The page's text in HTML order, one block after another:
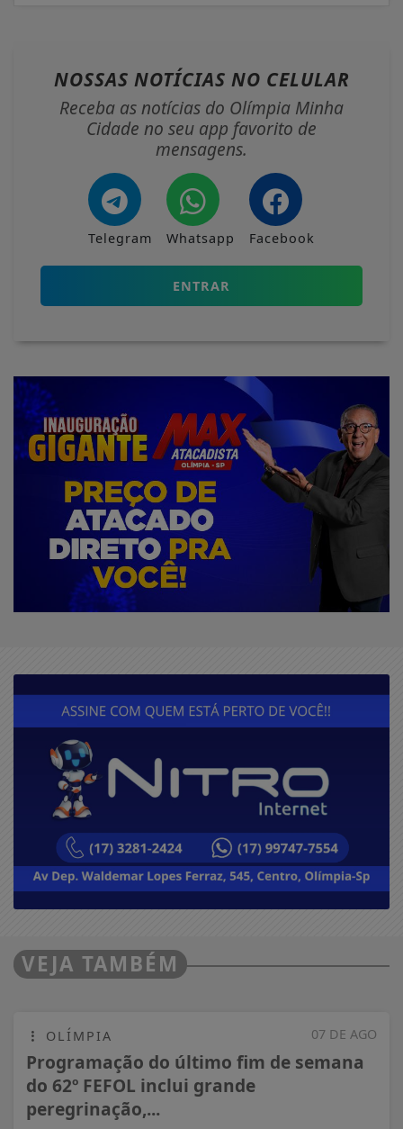
NOSSAS NOTÍCIAS NO CELULAR
Receba as notícias do Olímpia Minha
Cidade no seu app favorito de
mensagens.
Telegram Whatsapp Facebook
ENTRAR
VEJA TAMBÉM
07 DE AGO
OLÍMPIA
Programação do último fim de semana
do 62º FEFOL inclui grande
peregrinação,...